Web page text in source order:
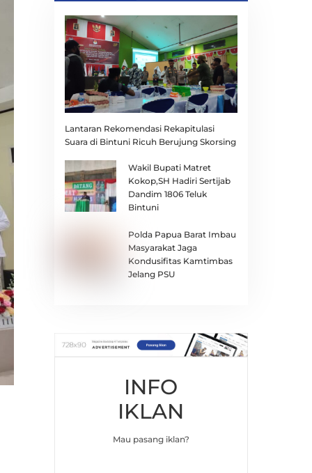
Lantaran Rekomendasi Rekapitulasi
Suara di Bintuni Ricuh Berujung Skorsing
Wakil Bupati Matret
Kokop,SH Hadiri Sertijab
Dandim 1806 Teluk
Bintuni
Polda Papua Barat Imbau
Masyarakat Jaga
Kondusifitas Kamtimbas
Jelang PSU
INFO
IKLAN
Mau pasang iklan?